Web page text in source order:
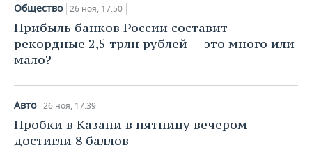
Общество 26 ноя, 17:50
Прибыль банков России составит
рекордные 2,5 трлн рублей — это много или
мало?
Авто 26 ноя, 17:39
Пробки в Казани в пятницу вечером
достигли 8 баллов